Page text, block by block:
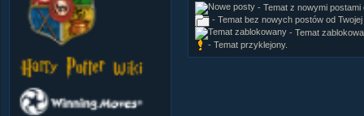
- Temat z nowymi postami
- Temat bez nowych postów od
- Temat
- Temat przyklejony.